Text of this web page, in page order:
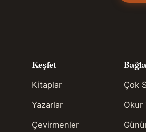
Keşfet
Kitaplar
Yazarlar
Çevirmenler
Çok
Okur